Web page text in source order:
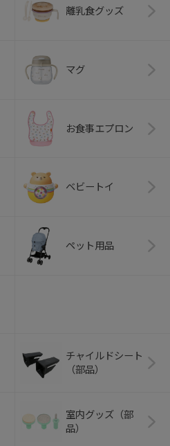
離乳食グッズ
マグ
お食事エプロン
ベビートイ
ペット用品
チャイルドシート
（部品）
室内グッズ（部
品）